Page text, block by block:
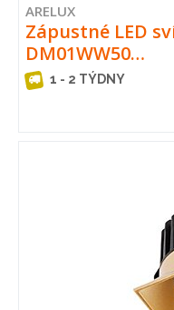
ARELUX
Zápustné LED
DM01WW50…
1 - 2 TÝDNY